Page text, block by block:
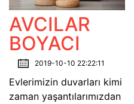
AVCILAR
BOYACI
2019-10-10 22:22:11
Evlerimizin duvarları kimi
zaman yaşantılarımızdan